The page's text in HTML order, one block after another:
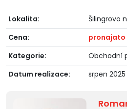
Lokalita:
Šilingrovo
Cena:
pronajato
Kategorie:
Obchodní
Datum realizace:
srpen 2025